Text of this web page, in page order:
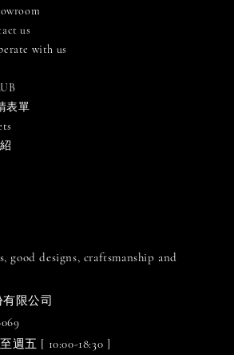
us
with us
表單
good designs, craftsmanship and
限公司
週五 [ 10:00-18:30 ]